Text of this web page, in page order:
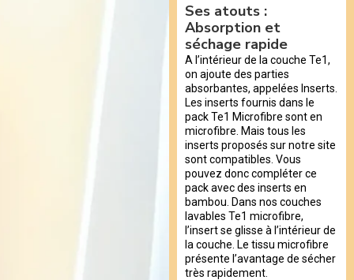
Ses atouts :
Absorption et
séchage rapide
A l’intérieur de la couche Te1,
on ajoute des parties
absorbantes, appelées Inserts.
Les inserts fournis dans le
pack Te1 Microfibre sont en
microfibre. Mais tous les
inserts proposés sur notre site
sont compatibles. Vous
pouvez donc compléter ce
pack avec des inserts en
bambou. Dans nos couches
lavables Te1 microfibre,
l’insert se glisse à l’intérieur de
la couche. Le tissu microfibre
présente l’avantage de sécher
très rapidement.